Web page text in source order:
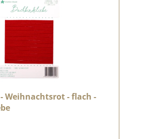
Weihnachtsrot - flach -